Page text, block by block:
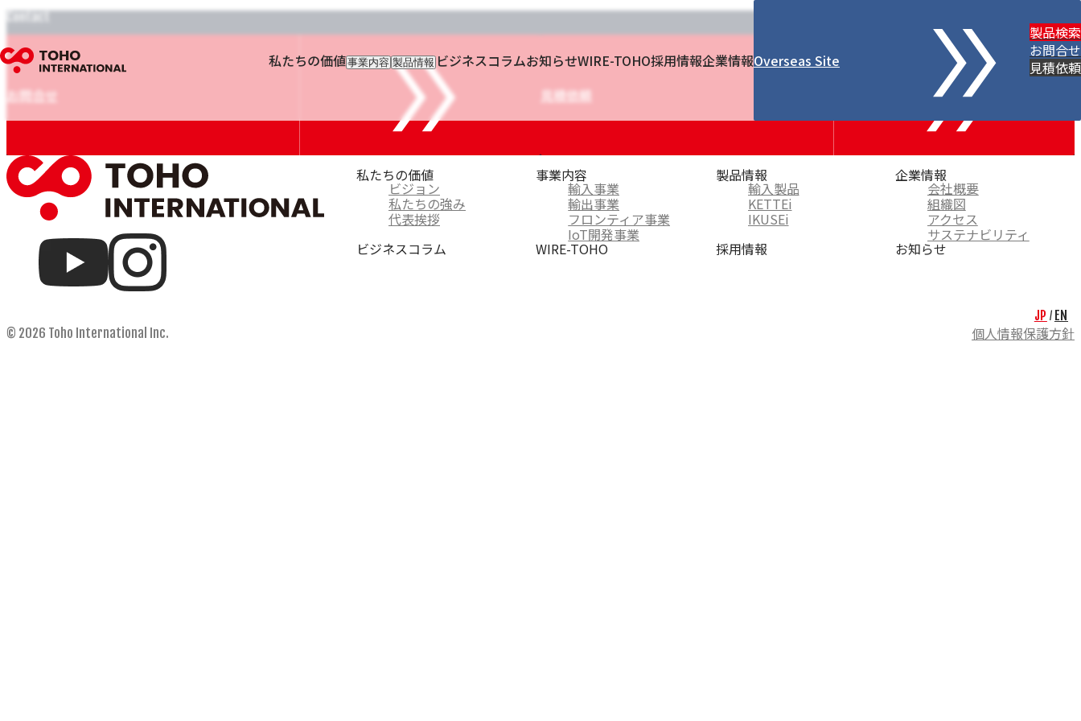
私たちの価値事業内容
輸入事業
フロンティア事業
IoT開発事業
製品情報
輸入製品
KETTEi
IKUSEi
ビジネスコラムお知らせWIRE-TOHO採用情報企業情報Overseas Site
製品検索
お問合せ
見積依頼
お問合せ 見積依頼
私たちの価値
ビジョン
私たちの強み
代表挨拶
事業内容
輸入事業
輸出事業
フロンティア事業
IoT開発事業
製品情報
輸入製品
KETTEi
IKUSEi
企業情報
会社概要
組織図
アクセス
サステナビリティ
ビジネスコラム WIRE-TOHO 採用情報 お知らせ
JP / EN
© 2026 Toho International Inc.
個人情報保護方針